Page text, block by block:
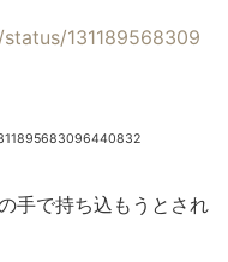
131189568309
手で持ち込もうとされ